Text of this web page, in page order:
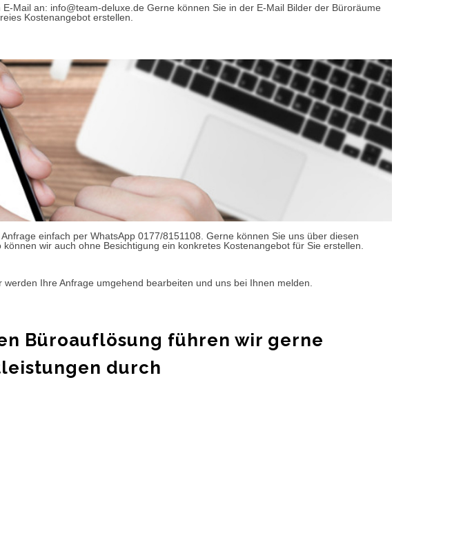
Mail an: info@team-deluxe.de Gerne können Sie in der E-Mail Bilder der Büroräume
Kostenangebot erstellen.
einfach per WhatsApp 0177/8151108. Gerne können Sie uns über diesen
wir auch ohne Besichtigung ein konkretes Kostenangebot für Sie erstellen.
Ihre Anfrage umgehend bearbeiten und uns bei Ihnen melden.
Büroauflösung führen wir gerne
durch